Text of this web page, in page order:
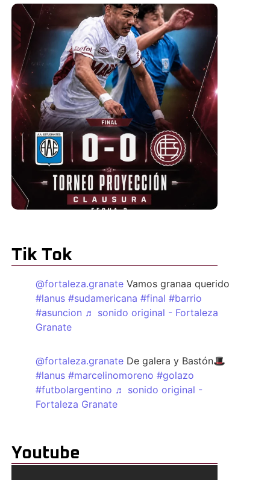
Tik Tok
@fortaleza.granate Vamos granaa querido
#lanus #sudamericana #final #barrio
#asuncion ♬ sonido original - Fortaleza
Granate
@fortaleza.granate De galera y Bastón🎩
#lanus #marcelinomoreno #golazo
#futbolargentino ♬ sonido original -
Fortaleza Granate
Youtube